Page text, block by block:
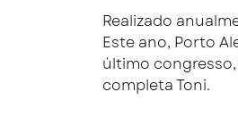
Realizado
Este ano, Porto
último
completa Toni.